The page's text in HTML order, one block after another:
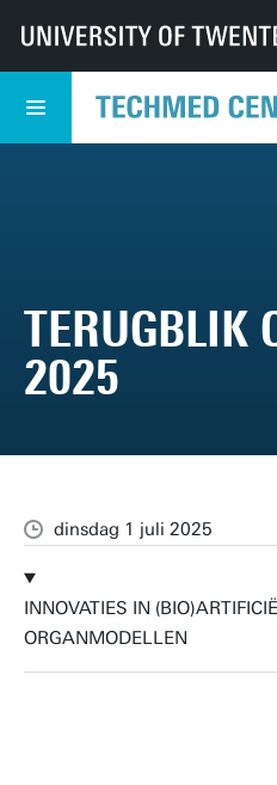
UT TechMed TechMed
Overzicht Nieuws
Terugblik op
TERUGBLIK
2025
dinsdag 1 juli 2025
INNOVATIES IN
ORGANMODELLEN